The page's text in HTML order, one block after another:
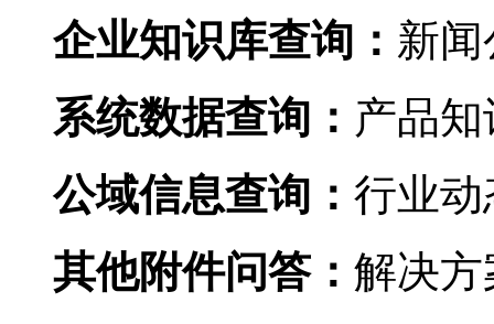
企业知识库查询： 新闻
系统数据查询： 产品知
公域信息查询： 行业动
其他附件问答： 解决方